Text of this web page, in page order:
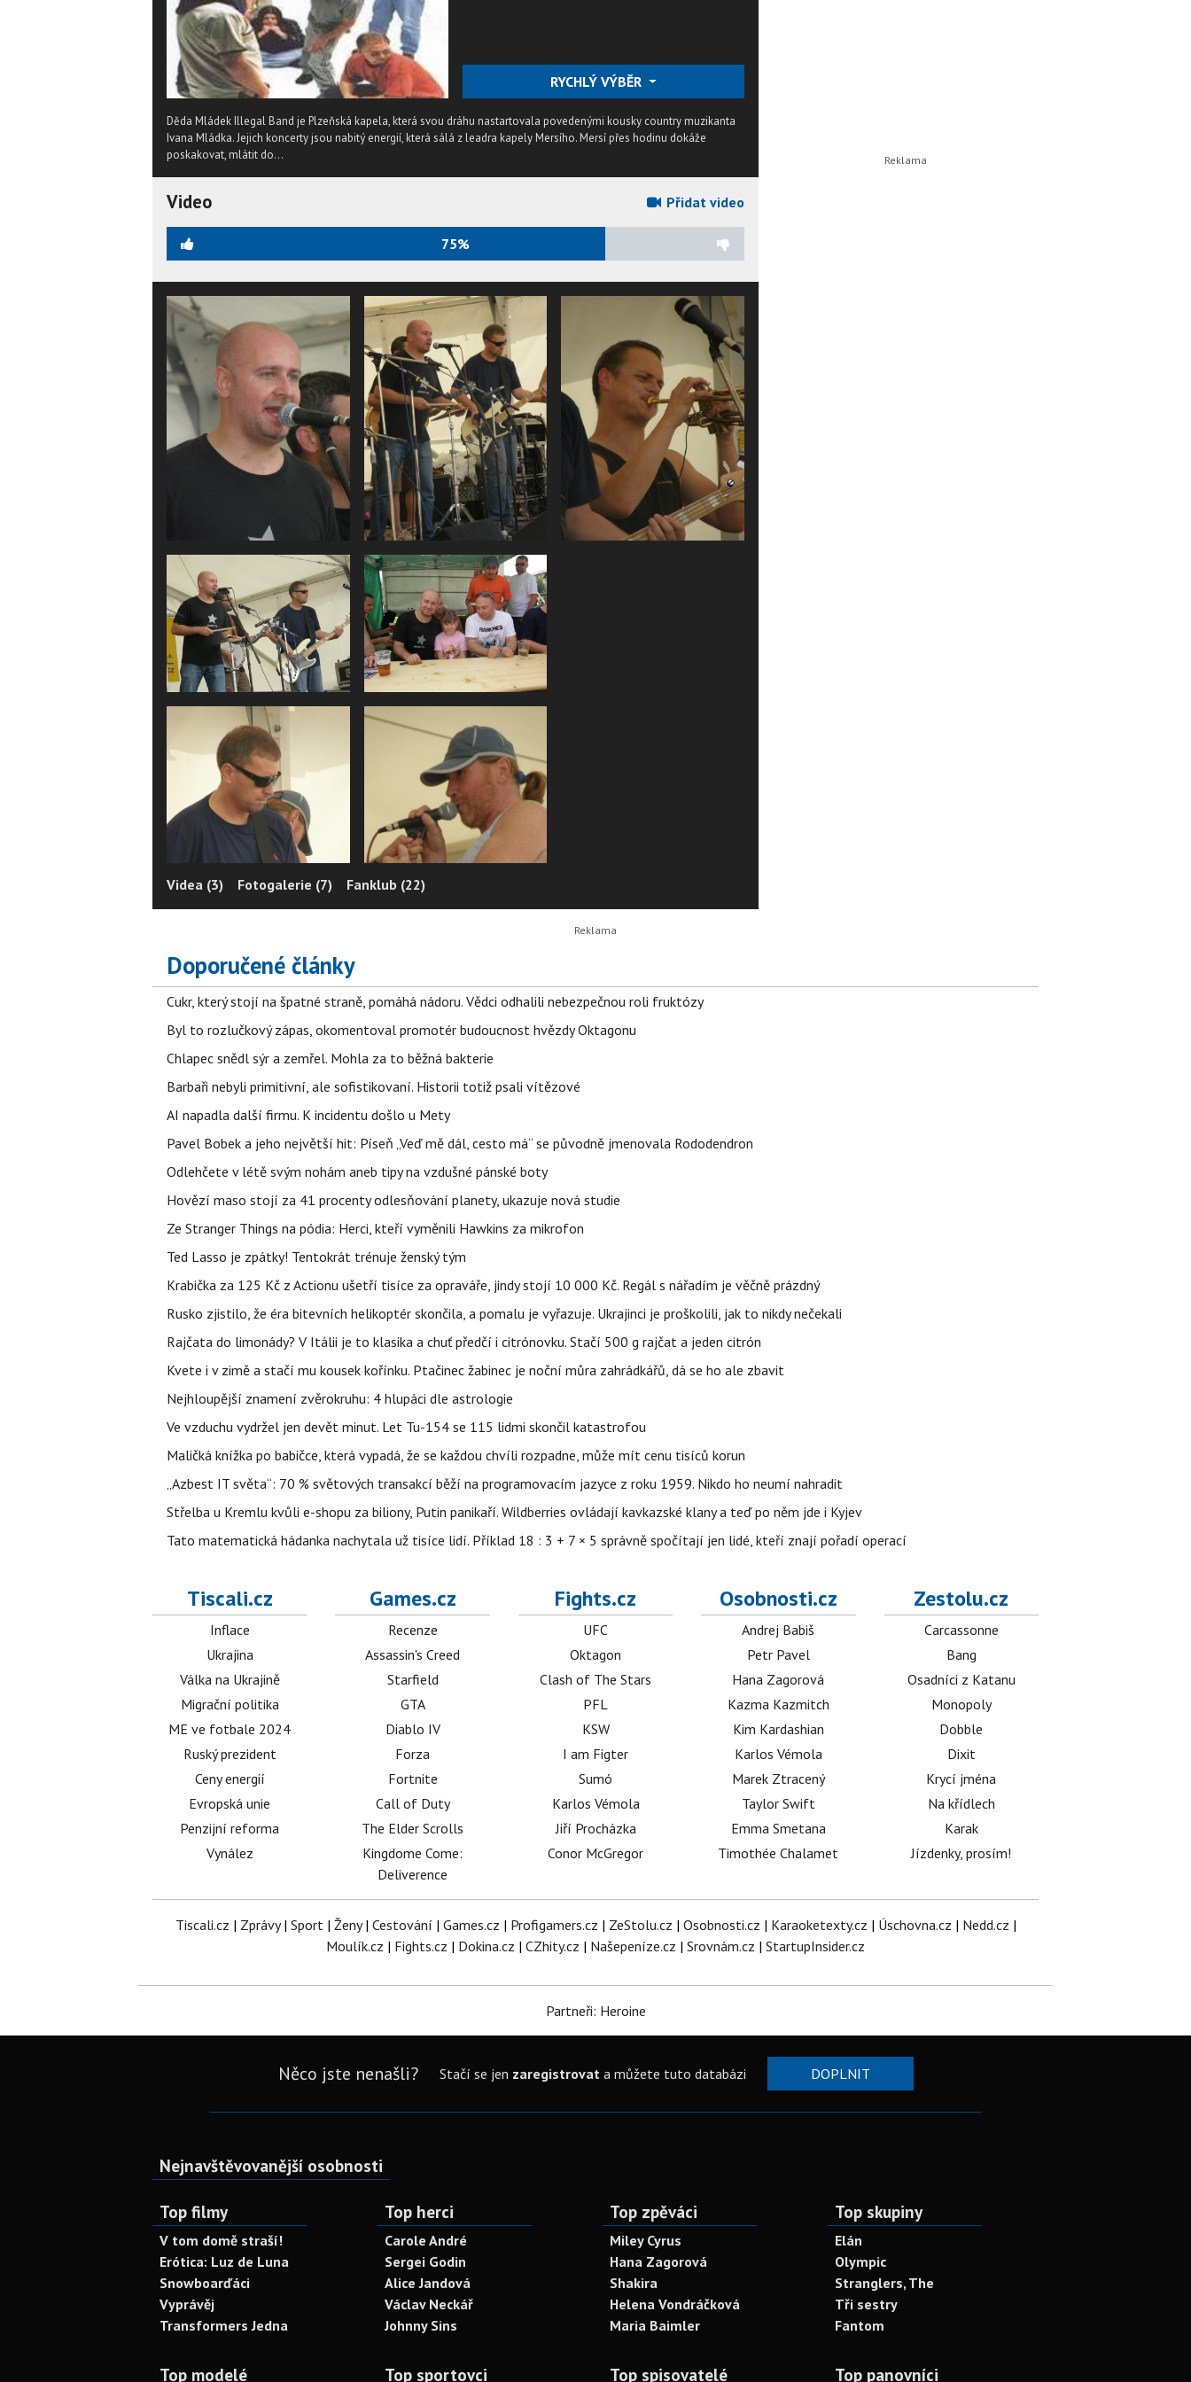
RYCHLÝ VÝBĚR
Děda Mládek Illegal Band je Plzeňská kapela, která svou dráhu nastartovala povedenými kousky country muzikanta
Ivana Mládka. Jejich koncerty jsou nabitý energií, která sálá z leadra kapely Mersího. Mersí přes hodinu dokáže
poskakovat, mlátit do...
Video Přidat video
75%
Videa (3) Fotogalerie (7) Fanklub (22)
Doporučené články
Cukr, který stojí na špatné straně, pomáhá nádoru. Vědci odhalili nebezpečnou roli fruktózy
Byl to rozlučkový zápas, okomentoval promotér budoucnost hvězdy Oktagonu
Chlapec snědl sýr a zemřel. Mohla za to běžná bakterie
Barbaři nebyli primitivní, ale sofistikovaní. Historii totiž psali vítězové
AI napadla další firmu. K incidentu došlo u Mety
Pavel Bobek a jeho největší hit: Píseň „Veď mě dál, cesto má“ se původně jmenovala Rododendron
Odlehčete v létě svým nohám aneb tipy na vzdušné pánské boty
Hovězí maso stojí za 41 procenty odlesňování planety, ukazuje nová studie
Ze Stranger Things na pódia: Herci, kteří vyměnili Hawkins za mikrofon
Ted Lasso je zpátky! Tentokrát trénuje ženský tým
Krabička za 125 Kč z Actionu ušetří tisíce za opraváře, jindy stojí 10 000 Kč. Regál s nářadím je věčně prázdný
Rusko zjistilo, že éra bitevních helikoptér skončila, a pomalu je vyřazuje. Ukrajinci je proškolili, jak to nikdy nečekali
Rajčata do limonády? V Itálii je to klasika a chuť předčí i citrónovku. Stačí 500 g rajčat a jeden citrón
Kvete i v zimě a stačí mu kousek kořínku. Ptačinec žabinec je noční můra zahrádkářů, dá se ho ale zbavit
Nejhloupější znamení zvěrokruhu: 4 hlupáci dle astrologie
Ve vzduchu vydržel jen devět minut. Let Tu-154 se 115 lidmi skončil katastrofou
Maličká knížka po babičce, která vypadá, že se každou chvíli rozpadne, může mít cenu tisíců korun
„Azbest IT světa“: 70 % světových transakcí běží na programovacím jazyce z roku 1959. Nikdo ho neumí nahradit
Střelba u Kremlu kvůli e-shopu za biliony, Putin panikaří. Wildberries ovládají kavkazské klany a teď po něm jde i Kyjev
Tato matematická hádanka nachytala už tisíce lidí. Příklad 18 : 3 + 7 × 5 správně spočítají jen lidé, kteří znají pořadí operací
Tiscali.cz
Inflace
Ukrajina
Válka na Ukrajině
Migrační politika
ME ve fotbale 2024
Ruský prezident
Ceny energií
Evropská unie
Penzijní reforma
Vynález
Games.cz
Recenze
Assassin's Creed
Starfield
GTA
Diablo IV
Forza
Fortnite
Call of Duty
The Elder Scrolls
Kingdome Come:
Deliverence
Fights.cz
UFC
Oktagon
Clash of The Stars
PFL
KSW
I am Figter
Sumó
Karlos Vémola
Jiří Procházka
Conor McGregor
Osobnosti.cz
Andrej Babiš
Petr Pavel
Hana Zagorová
Kazma Kazmitch
Kim Kardashian
Karlos Vémola
Marek Ztracený
Taylor Swift
Emma Smetana
Timothée Chalamet
Zestolu.cz
Carcassonne
Bang
Osadníci z Katanu
Monopoly
Dobble
Dixit
Krycí jména
Na křídlech
Karak
Jízdenky, prosím!
Tiscali.cz | Zprávy| Sport| Ženy| Cestování | Games.cz | Profigamers.cz | ZeStolu.cz | Osobnosti.cz | Karaoketexty.cz | Úschovna.cz | Nedd.cz |
Moulík.cz | Fights.cz | Dokina.cz | CZhity.cz | Našepeníze.cz | Srovnám.cz | StartupInsider.cz
Partneři: Heroine
Něco jste nenašli? Stačí se jen zaregistrovata můžete tuto databázi DOPLNIT
Nejnavštěvovanější osobnosti
Top filmy
V tom domě straší!
Erótica: Luz de Luna
Snowboarďáci
Vyprávěj
Transformers Jedna
Top herci
Carole André
Sergei Godin
Alice Jandová
Václav Neckář
Johnny Sins
Top zpěváci
Miley Cyrus
Hana Zagorová
Shakira
Helena Vondráčková
Maria Baimler
Top skupiny
Elán
Olympic
Stranglers, The
Tři sestry
Fantom
Top modelé Top sportovci Top spisovatelé Top panovníci